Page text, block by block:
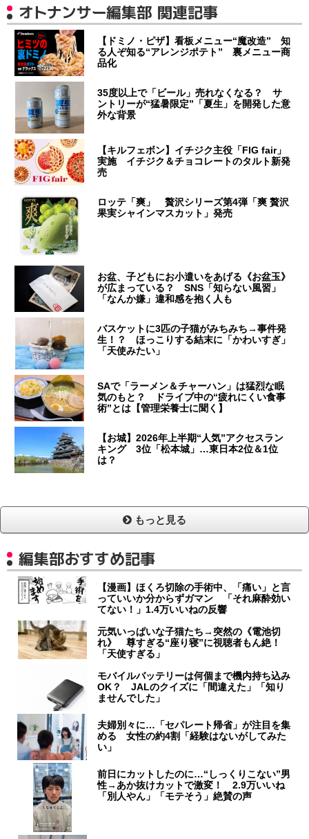
オトナンサー編集部 関連記事
【ドミノ・ピザ】看板メニュー“魔改造” 知
る人ぞ知る“アレンジポテト” 裏メニュー商
品化
35度以上で「ビール」売れなくなる？ サ
ントリーが“猛暑限定”「夏生」を開発した意
外な背景
【キルフェボン】イチジク主役「FIG fair」
実施 イチジク＆チョコレートのタルト新発
売
ロッテ「爽」 贅沢シリーズ第4弾「爽 贅沢
果実シャインマスカット」発売
お盆、子どもにお小遣いをあげる《お盆玉》
が広まっている？ SNS「知らない風習」
「なんか嫌」違和感を抱く人も
バスケットに3匹の子猫がみちみち→事件発
生！？ ほっこりする結末に「かわいすぎ」
「天使みたい」
SAで「ラーメン＆チャーハン」は猛烈な眠
気のもと？ ドライブ中の“疲れにくい食事
術”とは【管理栄養士に聞く】
【お城】2026年上半期“人気”アクセスラン
キング 3位「松本城」…東日本2位＆1位
は？
もっと見る
編集部おすすめ記事
【漫画】ほくろ切除の手術中、「痛い」と言
っていいか分からずガマン 「それ麻酔効い
てない！」1.4万いいねの反響
元気いっぱいな子猫たち→突然の《電池切
れ》 尊すぎる“座り寝”に視聴者もん絶！
「天使すぎる」
モバイルバッテリーは何個まで機内持ち込み
OK？ JALのクイズに「間違えた」「知り
ませんでした」
夫婦別々に…「セパレート帰省」が注目を集
める 女性の約4割「経験はないがしてみた
い」
前日にカットしたのに…“しっくりこない”男
性→あか抜けカットで激変！ 2.9万いいね
「別人やん」「モテそう」絶賛の声